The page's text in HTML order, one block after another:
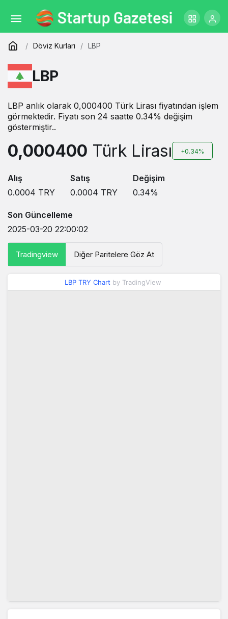
Döviz Kurları LBP
LBP
LBP anlık olarak 0,000400 Türk Lirası fiyatından işlem
görmektedir. Fiyatı son 24 saatte 0.34% değişim
göstermiştir..
0,000400 Türk Lirası +0.34%
Alış
0.0004 TRY
Satış
0.0004 TRY
Değişim
0.34%
Son Güncelleme
2025-03-20 22:00:02
Tradingview Diğer Paritelere Göz At
LBP TRY Chart by TradingView